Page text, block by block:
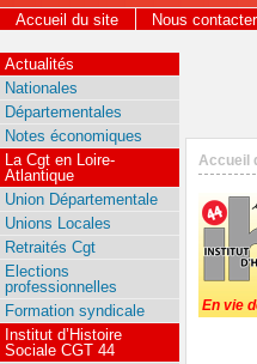
Accueil du site Nous contacter
2026
Accueil
En vie
Actualités
Nationales
Départementales
Notes économiques
La Cgt en Loire-
Atlantique
Union Départementale
Unions Locales
Retraités Cgt
Elections
professionnelles
Formation syndicale
Institut d’Histoire
Sociale CGT 44